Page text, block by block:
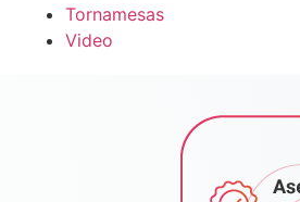
Tornamesas
Video